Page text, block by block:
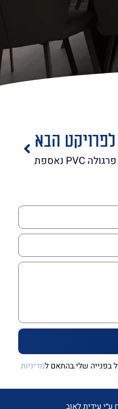
לפרויקט הבא
פרגולה PVC נאספת
בפנייה שלי.בהתאם למדיניות
עידית לאוב